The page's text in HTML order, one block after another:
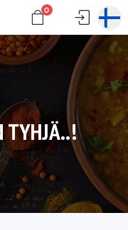
0
TYHJÄ..!